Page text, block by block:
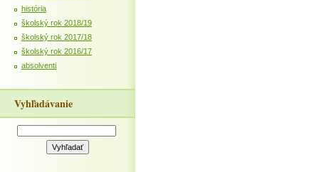
história
školský rok 2018/19
školský rok 2017/18
školský rok 2016/17
absolventi
Vyhľadávanie